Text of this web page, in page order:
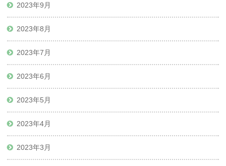
2023年9月
2023年8月
2023年7月
2023年6月
2023年5月
2023年4月
2023年3月